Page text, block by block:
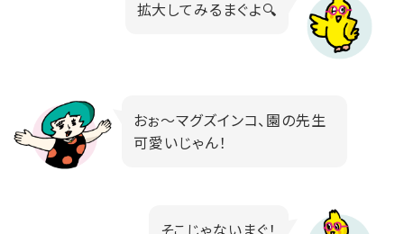
拡大してみるまぐよ🔍
おぉ～マグズインコ、園の先生
可愛いじゃん！